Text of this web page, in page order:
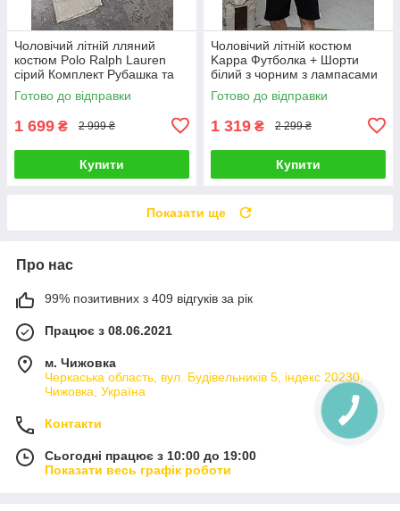
Чоловічий літній лляний
костюм Polo Ralph Lauren
сірий Комплект Рубашка та
Шорти на літо
Готово до відправки
1 699 ₴ 2 999 ₴
Купити
Чоловічий літній костюм
Kappa Футболка + Шорти
білий з чорним з лампасами
Комплект Каппа
Готово до відправки
1 319 ₴ 2 299 ₴
Купити
Показати ще
Про нас
99% позитивних з 409 відгуків за рік
Працює з 08.06.2021
м. Чижовка
Черкаська область, вул. Будівельників 5, індекс 20230,
Чижовка, Україна
Контакти
Сьогодні працює з 10:00 до 19:00
Показати весь графік роботи